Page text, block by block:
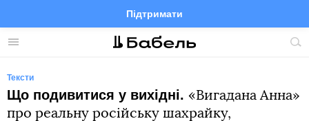
Меню
Підтримати
FacebookTelegramTwitter
Тексти
Що подивитися у вихідні. «Вигадана Анна»
про реальну російську шахрайку,